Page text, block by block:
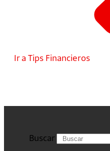
Ir a Tips Financieros
Buscar